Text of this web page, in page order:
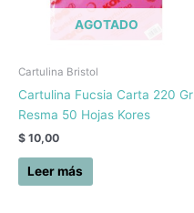
AGOTADO
Cartulina Bristol
Cartulina Fucsia Carta 220 Gr
Resma 50 Hojas Kores
$ 10,00
Leer más